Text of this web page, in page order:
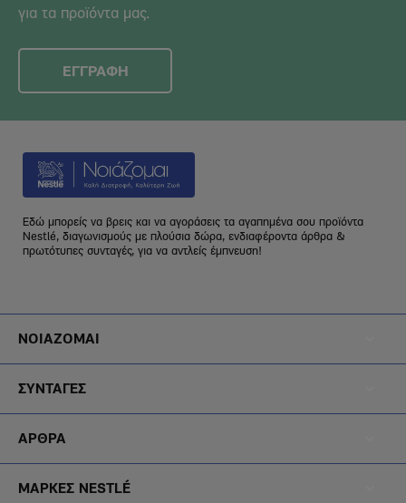
για τα προϊόντα μας.
ΕΓΓΡΑΦΗ
Εδώ μπορείς να βρεις και να αγοράσεις τα αγαπημένα σου προϊόντα
Nestlé, διαγωνισμούς με πλούσια δώρα, ενδιαφέροντα άρθρα &
πρωτότυπες συνταγές, για να αντλείς έμπνευση!
ΝΟΙΑΖΟΜΑΙ
ΣΥΝΤΑΓΕΣ
ΑΡΘΡΑ
ΜΑΡΚΕΣ NESTLÉ